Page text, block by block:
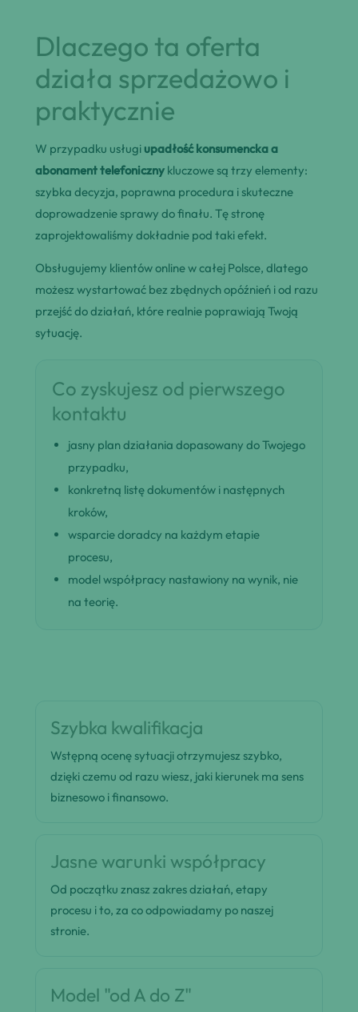
Dlaczego ta oferta
działa sprzedażowo i
praktycznie
W przypadku usługi upadłość konsumencka a
abonament telefoniczny kluczowe są trzy elementy:
szybka decyzja, poprawna procedura i skuteczne
doprowadzenie sprawy do finału. Tę stronę
zaprojektowaliśmy dokładnie pod taki efekt.
Obsługujemy klientów online w całej Polsce, dlatego
możesz wystartować bez zbędnych opóźnień i od razu
przejść do działań, które realnie poprawiają Twoją
sytuację.
Co zyskujesz od pierwszego
kontaktu
jasny plan działania dopasowany do Twojego
przypadku,
konkretną listę dokumentów i następnych
kroków,
wsparcie doradcy na każdym etapie
procesu,
model współpracy nastawiony na wynik, nie
na teorię.
Szybka kwalifikacja
Wstępną ocenę sytuacji otrzymujesz szybko,
dzięki czemu od razu wiesz, jaki kierunek ma sens
biznesowo i finansowo.
Jasne warunki współpracy
Od początku znasz zakres działań, etapy
procesu i to, za co odpowiadamy po naszej
stronie.
Model "od A do Z"